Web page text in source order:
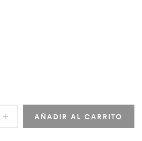
AÑADIR AL CARRITO